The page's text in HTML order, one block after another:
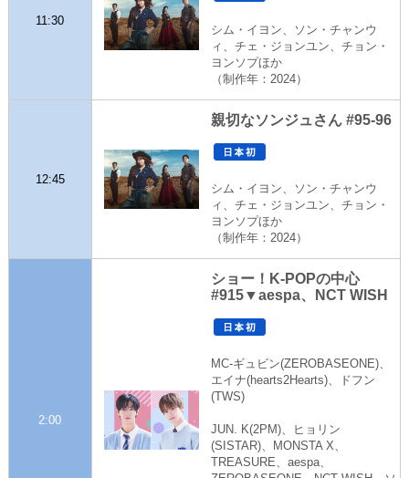
11:30
シム・イヨン、ソン・チャンウ
ィ、チェ・ジョンユン、チョン・
ヨンソプほか
（制作年：2024）
12:45
親切なソンジュさん #95-96
シム・イヨン、ソン・チャンウ
ィ、チェ・ジョンユン、チョン・
ヨンソプほか
（制作年：2024）
2:00
ショー！K-POPの中心
#915▼aespa、NCT WISH
MC-ギュビン(ZEROBASEONE)、
エイナ(hearts2Hearts)、ドフン
(TWS)
JUN. K(2PM)、ヒョリン
(SISTAR)、MONSTA X、
TREASURE、aespa、